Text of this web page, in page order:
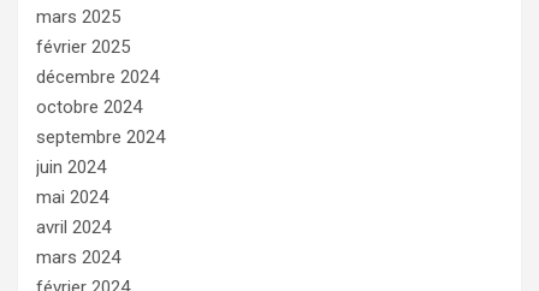
mars 2025
février 2025
décembre 2024
octobre 2024
septembre 2024
juin 2024
mai 2024
avril 2024
mars 2024